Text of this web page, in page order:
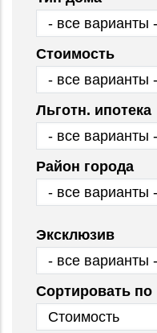
Стоимость
Льготн. ипотека
Район города
Эксклюзив
Сортировать по